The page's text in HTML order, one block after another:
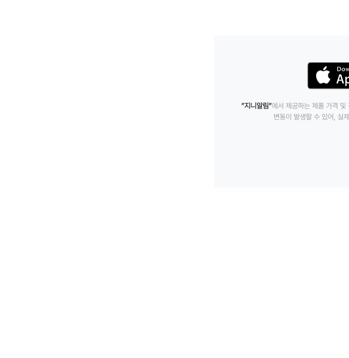
”지니알림”에서 제공하는 제품 가격
변동이 발생할 수 있어, 실